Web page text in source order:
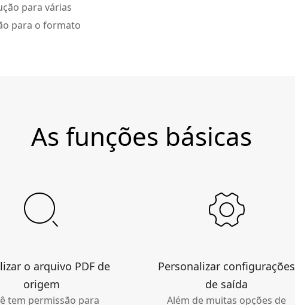
para várias
para o formato
As funções básicas
o arquivo PDF de
origem
tem permissão para
Personalizar configurações
de saída
Além de muitas opções de